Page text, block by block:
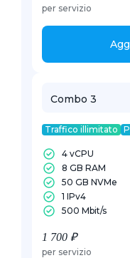
per servizio
Combo 3
Traffico illimitato
4 vCPU
8 GB RAM
50 GB NVMe
1 IPv4
500 Mbit/s
1 700 ₽
per servizio